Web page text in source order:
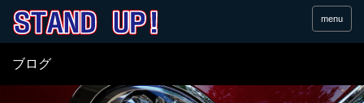
menu
ブログ